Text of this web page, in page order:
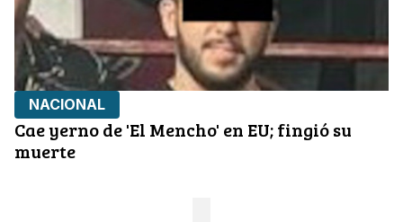
NACIONAL
Cae yerno de 'El Mencho' en EU; fingió su
muerte